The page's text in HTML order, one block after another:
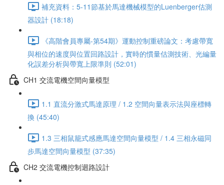
補充資料：5-11節基於馬達機械模型的Luenberger估測
器設計 (18:18)
《高階會員專屬-第54期》運動控制重磅論文：考慮帶寬
與相位的速度與位置回路設計，實時的慣量估測技術、光編量
化誤差分析與帶寬上限準則 (52:01)
CH1 交流電機空間向量模型
1.1 直流分激式馬達原理 / 1.2 空間向量表示法與座標轉
換 (45:40)
1.3 三相鼠籠式感應馬達空間向量模型 / 1.4 三相永磁同
步馬達空間向量模型 (37:35)
CH2 交流電機控制迴路設計